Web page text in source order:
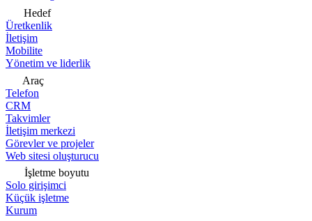
Hedef
Üretkenlik
İletişim
Mobilite
Yönetim ve liderlik
Araç
Telefon
CRM
Takvimler
İletişim merkezi
Görevler ve projeler
Web sitesi oluşturucu
İşletme boyutu
Solo girişimci
Küçük işletme
Kurum